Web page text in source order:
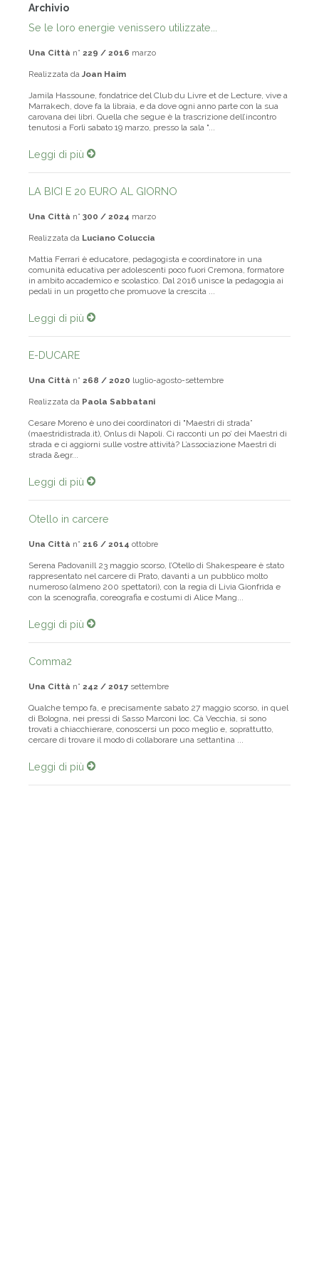
Archivio
Se le loro energie venissero utilizzate...
Una Città n° 229 / 2016 marzo
Realizzata da Joan Haim
Jamila Hassoune, fondatrice del Club du Livre et de Lecture, vive a
Marrakech, dove fa la libraia, e da dove ogni anno parte con la sua
carovana dei libri. Quella che segue è la trascrizione dell’incontro
tenutosi a Forlì sabato 19 marzo, presso la sala "...
Leggi di più
LA BICI E 20 EURO AL GIORNO
Una Città n° 300 / 2024 marzo
Realizzata da Luciano Coluccia
Mattia Ferrari è educatore, pedagogista e coordinatore in una
comunità educativa per adolescenti poco fuori Cremona, formatore
in ambito accademico e scolastico. Dal 2016 unisce la pedagogia ai
pedali in un progetto che promuove la crescita ...
Leggi di più
E-DUCARE
Una Città n° 268 / 2020 luglio-agosto-settembre
Realizzata da Paola Sabbatani
Cesare Moreno è uno dei coordinatori di "Maestri di strada”
(maestridistrada.it), Onlus di Napoli. Ci racconti un po’ dei Maestri di
strada e ci aggiorni sulle vostre attività? L’associazione Maestri di
strada &egr...
Leggi di più
Otello in carcere
Una Città n° 216 / 2014 ottobre
Serena PadovaniIl 23 maggio scorso, l’Otello di Shakespeare è stato
rappresentato nel carcere di Prato, davanti a un pubblico molto
numeroso (almeno 200 spettatori), con la regia di Livia Gionfrida e
con la scenografia, coreografia e costumi di Alice Mang...
Leggi di più
Comma2
Una Città n° 242 / 2017 settembre
Qualche tempo fa, e precisamente sabato 27 maggio scorso, in quel
di Bologna, nei pressi di Sasso Marconi loc. Cà Vecchia, si sono
trovati a chiacchierare, conoscersi un poco meglio e, soprattutto,
cercare di trovare il modo di collaborare una settantina ...
Leggi di più